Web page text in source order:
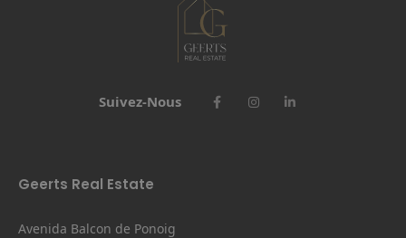
Suivez-Nous
Geerts Real Estate
Avenida Balcon de Ponoig